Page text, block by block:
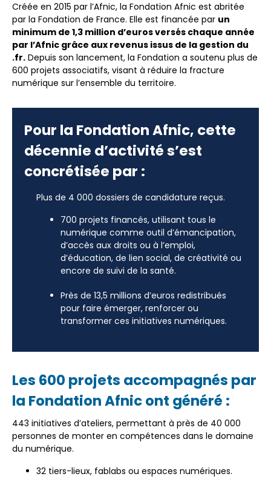
Créée en 2015 par l’Afnic, la Fondation Afnic est abritée
par la Fondation de France. Elle est financée par un
minimum de 1,3 million d’euros versés chaque année
par l’Afnic grâce aux revenus issus de la gestion du
.fr. Depuis son lancement, la Fondation a soutenu plus de
600 projets associatifs, visant à réduire la fracture
numérique sur l’ensemble du territoire.
Pour la Fondation Afnic, cette
décennie d’activité s’est
concrétisée par :
Plus de 4 000 dossiers de candidature reçus.
700 projets financés, utilisant tous le
numérique comme outil d’émancipation,
d’accès aux droits ou à l’emploi,
d’éducation, de lien social, de créativité ou
encore de suivi de la santé.
Près de 13,5 millions d’euros redistribués
pour faire émerger, renforcer ou
transformer ces initiatives numériques.
Les 600 projets accompagnés par
la Fondation Afnic ont généré :
443 initiatives d’ateliers, permettant à près de 40 000
personnes de monter en compétences dans le domaine
du numérique.
32 tiers-lieux, fablabs ou espaces numériques.